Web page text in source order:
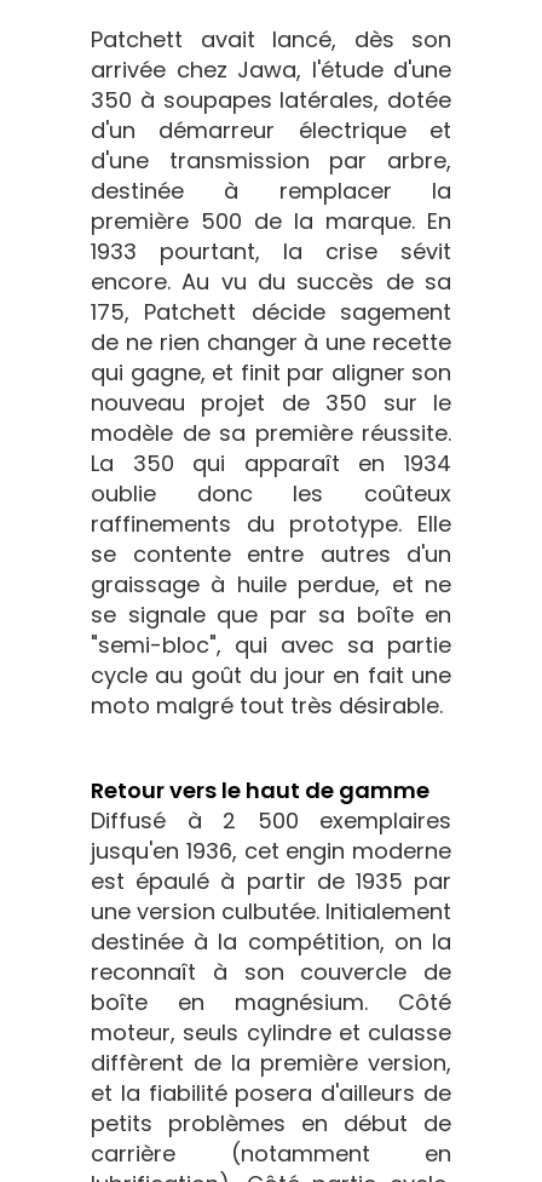
Patchett avait lancé, dès son
arrivée chez Jawa, l'étude d'une
350 à soupapes latérales, dotée
d'un démarreur électrique et
d'une transmission par arbre,
destinée à remplacer la
première 500 de la marque. En
1933 pourtant, la crise sévit
encore. Au vu du succès de sa
175, Patchett décide sagement
de ne rien changer à une recette
qui gagne, et finit par aligner son
nouveau projet de 350 sur le
modèle de sa première réussite.
La 350 qui apparaît en 1934
oublie donc les coûteux
raffinements du prototype. Elle
se contente entre autres d'un
graissage à huile perdue, et ne
se signale que par sa boîte en
"semi-bloc", qui avec sa partie
cycle au goût du jour en fait une
moto malgré tout très désirable.
Retour vers le haut de gamme
Diffusé à 2 500 exemplaires
jusqu'en 1936, cet engin moderne
est épaulé à partir de 1935 par
une version culbutée. Initialement
destinée à la compétition, on la
reconnaît à son couvercle de
boîte en magnésium. Côté
moteur, seuls cylindre et culasse
diffèrent de la première version,
et la fiabilité posera d'ailleurs de
petits problèmes en début de
carrière (notamment en